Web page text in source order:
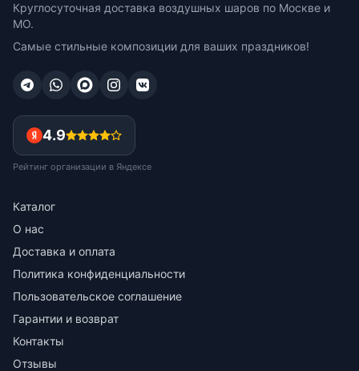
Круглосуточная доставка воздушных шаров по Москве и
МО.
Самые стильные композиции для ваших праздников!
4.9
Рейтинг организации в Яндексе
Каталог
О нас
Доставка и оплата
Политика конфиденциальности
Пользовательское соглашение
Гарантии и возврат
Контакты
Отзывы